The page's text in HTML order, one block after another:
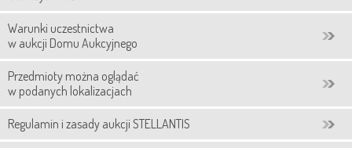
Warunki uczestnictwa
w aukcji Domu Aukcyjnego
Przedmioty można oglądać
w podanych lokalizacjach
Regulamin i zasady aukcji STELLANTIS